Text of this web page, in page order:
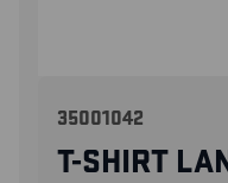
35001042
T-SHIRT